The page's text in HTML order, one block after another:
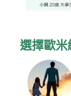
選擇歐米